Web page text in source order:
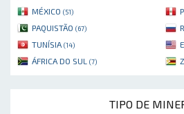
MÉXICO (51)
PAQUISTÃO (67)
TUNÍSIA (14)
ÁFRICA DO SUL (7)
TIPO DE